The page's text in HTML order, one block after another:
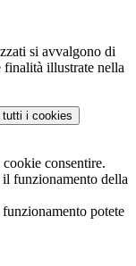
si avvalgono di
finalità illustrate nella
i cookies
consentire.
funzionamento della
potete